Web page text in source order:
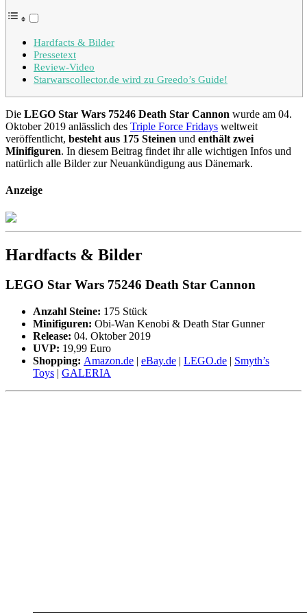
Hardfacts & Bilder
Pressetext
Review-Video
Starwarscollector.de wird zu Greedo’s Guide!
Die LEGO Star Wars 75246 Death Star Cannon wurde am 04.
Oktober 2019 anlässlich des Triple Force Fridays weltweit
veröffentlicht, besteht aus 175 Steinen und enthält zwei
Minifiguren. In diesem Beitrag findet ihr alle wichtigen Infos und
natürlich alle Bilder zur Neuankündigung aus Dänemark.
Anzeige
Hardfacts & Bilder
LEGO Star Wars 75246 Death Star Cannon
Anzahl Steine: 175 Stück
Minifiguren: Obi-Wan Kenobi & Death Star Gunner
Release: 04. Oktober 2019
UVP: 19,99 Euro
Shopping: Amazon.de | eBay.de | LEGO.de | Smyth’s
Toys | GALERIA